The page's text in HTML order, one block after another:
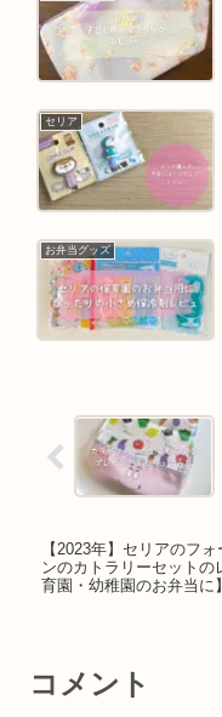
セリア
お弁当グッズ
【2023年】セリアのフ
ンのカトラリーセットの
育園・幼稚園のお弁当に】
コメント